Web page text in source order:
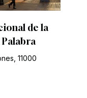
de la
Palabra
11000